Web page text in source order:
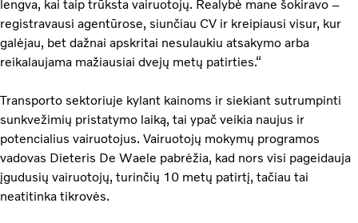
lengva, kai taip trūksta vairuotojų. Realybė mane šokiravo –
registravausi agentūrose, siunčiau CV ir kreipiausi visur, kur
galėjau, bet dažnai apskritai nesulaukiu atsakymo arba
reikalaujama mažiausiai dvejų metų patirties.“
Transporto sektoriuje kylant kainoms ir siekiant sutrumpinti
sunkvežimių pristatymo laiką, tai ypač veikia naujus ir
potencialius vairuotojus. Vairuotojų mokymų programos
vadovas Dieteris De Waele pabrėžia, kad nors visi pageidauja
įgudusių vairuotojų, turinčių 10 metų patirtį, tačiau tai
neatitinka tikrovės.